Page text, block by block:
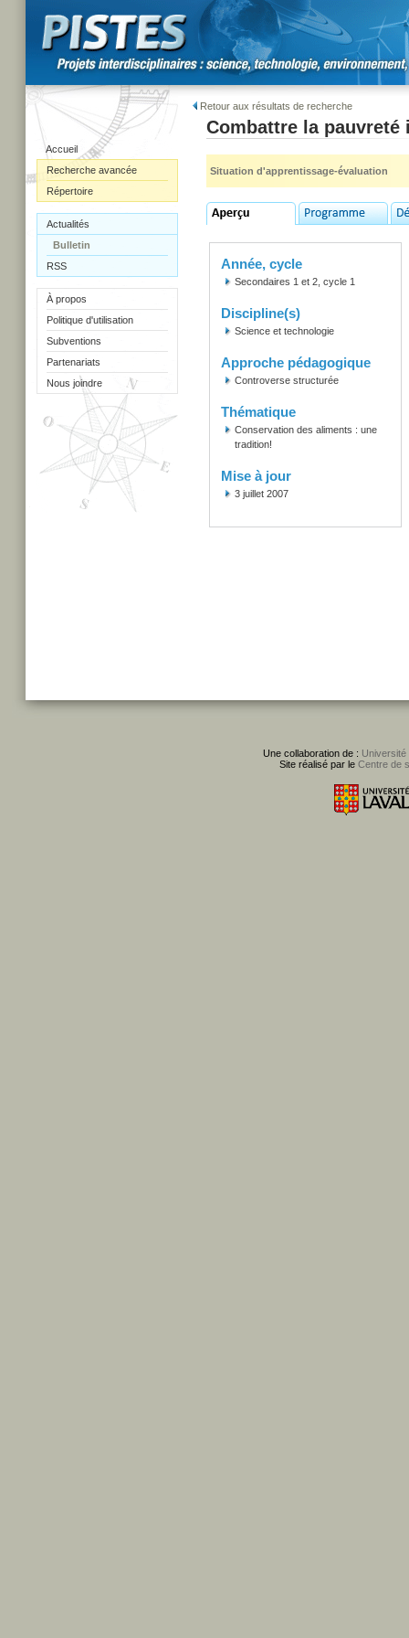
Accueil
Recherche avancée
Répertoire
Actualités
Bulletin
RSS
À propos
Politique d'utilisation
Subventions
Partenariats
Nous joindre
Retour aux résultats de recherche
Combattre la
Situation d'apprentissage-évaluation
Année, cycle
Secondaires 1 et 2, cycle 1
Discipline(s)
Science et technologie
Approche pédagogique
Controverse structurée
Thématique
Conservation des aliments : une
tradition!
Mise à jour
3 juillet 2007
Une collaboration de : Université
Site réalisé par le Centre de